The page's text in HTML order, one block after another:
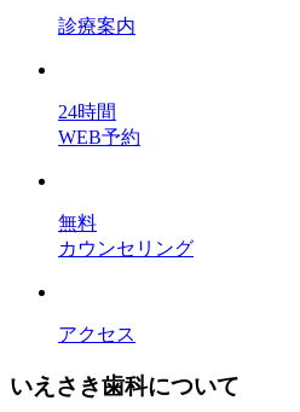
診療案内
24時間
WEB予約
無料
カウンセリング
アクセス
いえさき歯科について